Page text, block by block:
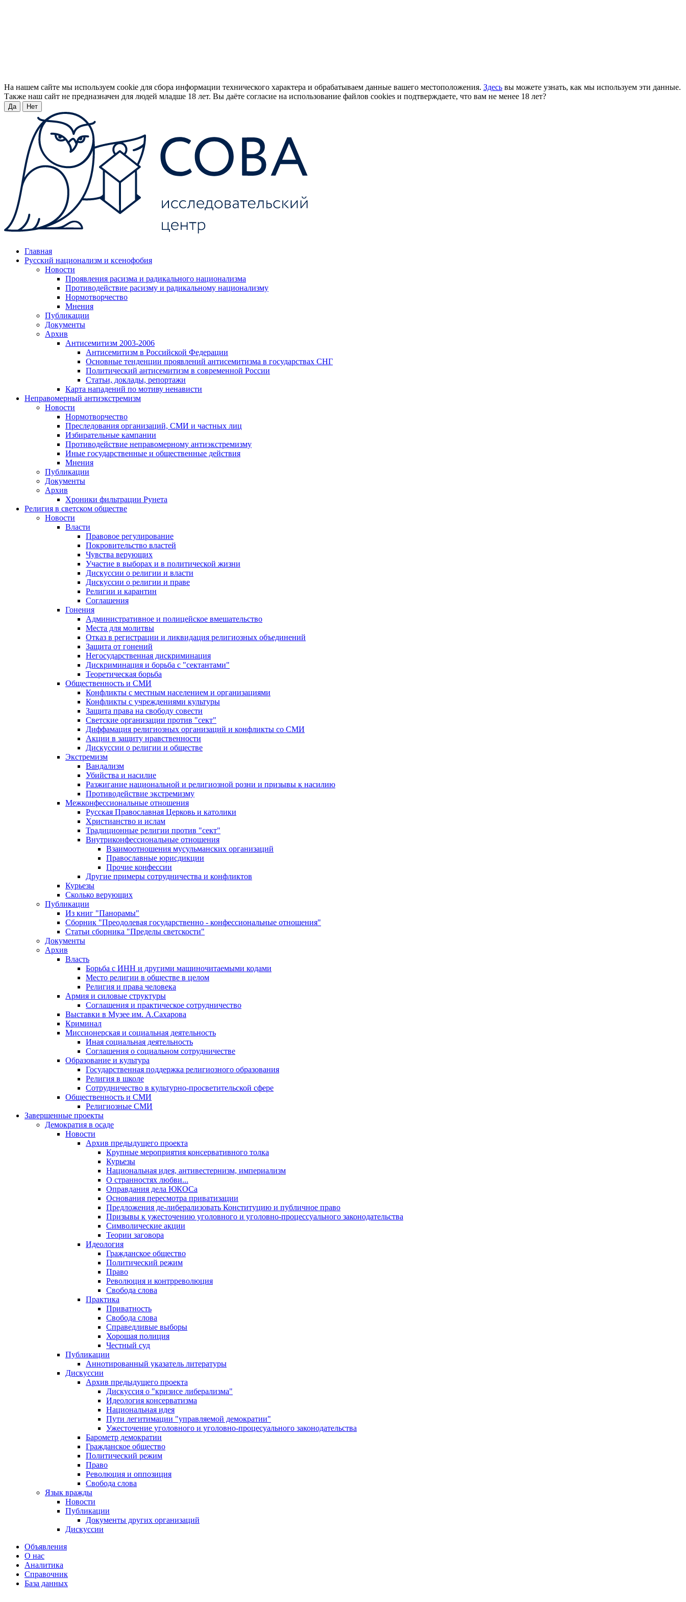
На нашем сайте мы используем cookie для сбора информации технического характера и обрабатываем данные вашего местоположения. Здесь вы можете узнать, как мы используем эти данные.
Также наш сайт не предназначен для людей младше 18 лет. Вы даёте согласие на использование файлов cookies и подтверждаете, что вам не менее 18 лет?
Да Нет
Главная
Русский национализм и ксенофобия
Новости
Проявления расизма и радикального национализма
Противодействие расизму и радикальному национализму
Нормотворчество
Мнения
Публикации
Документы
Архив
Антисемитизм 2003-2006
Антисемитизм в Российской Федерации
Основные тенденции проявлений антисемитизма в государствах СНГ
Политический антисемитизм в современной России
Статьи, доклады, репортажи
Карта нападений по мотиву ненависти
Неправомерный антиэкстремизм
Новости
Нормотворчество
Преследования организаций, СМИ и частных лиц
Избирательные кампании
Противодействие неправомерному антиэкстремизму
Иные государственные и общественные действия
Мнения
Публикации
Документы
Архив
Хроники фильтрации Рунета
Религия в светском обществе
Новости
Власти
Правовое регулирование
Покровительство властей
Чувства верующих
Участие в выборах и в политической жизни
Дискуссии о религии и власти
Дискуссии о религии и праве
Религии и карантин
Соглашения
Гонения
Административное и полицейское вмешательство
Места для молитвы
Отказ в регистрации и ликвидация религиозных объединений
Защита от гонений
Негосударственная дискриминация
Дискриминация и борьба с "сектантами"
Теоретическая борьба
Общественность и СМИ
Конфликты с местным населением и организациями
Конфликты с учреждениями культуры
Защита права на свободу совести
Светские организации против "сект"
Диффамация религиозных организаций и конфликты со СМИ
Акции в защиту нравственности
Дискуссии о религии и обществе
Экстремизм
Вандализм
Убийства и насилие
Разжигание национальной и религиозной розни и призывы к насилию
Противодействие экстремизму
Межконфессиональные отношения
Русская Православная Церковь и католики
Христианство и ислам
Традиционные религии против "сект"
Внутриконфессиональные отношения
Взаимоотношения мусульманских организаций
Православные юрисдикции
Прочие конфессии
Другие примеры сотрудничества и конфликтов
Курьезы
Сколько верующих
Публикации
Из книг "Панорамы"
Сборник "Преодолевая государственно - конфессиональные отношения"
Статьи сборника "Пределы светскости"
Документы
Архив
Власть
Борьба с ИНН и другими машиночитаемыми кодами
Место религии в обществе в целом
Религия и права человека
Армия и силовые структуры
Соглашения и практическое сотрудничество
Выставки в Музее им. А.Сахарова
Криминал
Миссионерская и социальная деятельность
Иная социальная деятельность
Соглашения о социальном сотрудничестве
Образование и культура
Государственная поддержка религиозного образования
Религия в школе
Сотрудничество в культурно-просветительской сфере
Общественность и СМИ
Религиозные СМИ
Завершенные проекты
Демократия в осаде
Новости
Архив предыдущего проекта
Крупные мероприятия консервативного толка
Курьезы
Национальная идея, антивестернизм, империализм
О странностях любви...
Оправдания дела ЮКОСа
Основания пересмотра приватизации
Предложения де-либерализовать Конституцию и публичное право
Призывы к ужесточению уголовного и уголовно-процессуального законодательства
Символические акции
Теории заговора
Идеология
Гражданское общество
Политический режим
Право
Революция и контрреволюция
Свобода слова
Практика
Приватность
Свобода слова
Справедливые выборы
Хорошая полиция
Честный суд
Публикации
Аннотированный указатель литературы
Дискуссии
Архив предыдущего проекта
Дискуссия о "кризисе либерализма"
Идеология консерватизма
Национальная идея
Пути легитимации "управляемой демократии"
Ужесточение уголовного и уголовно-процесуального законодательства
Барометр демократии
Гражданское общество
Политический режим
Право
Революция и оппозиция
Свобода слова
Язык вражды
Новости
Публикации
Документы других организаций
Дискуссии
Объявления
О нас
Аналитика
Справочник
База данных